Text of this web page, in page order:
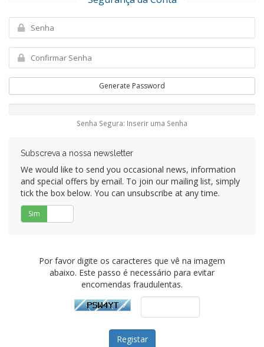
Generate Password
Senha Segura: Inserir uma Senha
Subscreva a nossa newsletter
We would like to send you occasional news, information
and special offers by email. To join our mailing list, simply
tick the box below. You can unsubscribe at any time.
Sim
Por favor digite os caracteres que vê na imagem
abaixo. Este passo é necessário para evitar
encomendas fraudulentas.